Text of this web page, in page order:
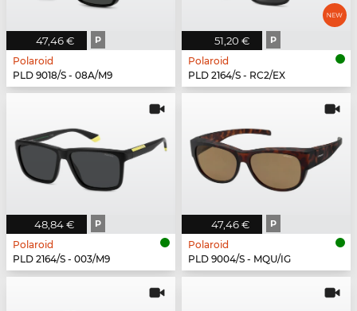
47,46 € P
Polaroid
PLD 9018/S - 08A/M9
51,20 € P
Polaroid
PLD 2164/S - RC2/EX
48,84 € P
Polaroid
PLD 2164/S - 003/M9
47,46 € P
Polaroid
PLD 9004/S - MQU/IG